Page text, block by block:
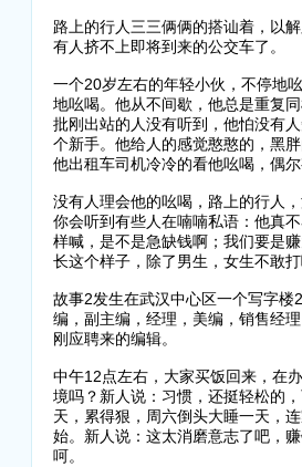
路上的行人三三俩俩的搭讪着，以
有人挤不上即将到来的公交车了。
一个20岁左右的年轻小伙，不停地
地吆喝。他从不间歇，他总是重复
批刚出站的人没有听到，他怕没有
个新手。他给人的感觉憨憨的，黑
他出租车司机冷冷的看他吆喝，偶
没有人理会他的吆喝，路上的行人
你会听到有些人在喃喃私语：他真
样喊，是不是急缺钱啊；我们要是
长这个样子，除了男生，女生不敢
故事2发生在武汉中心区一个写字
编，副主编，经理，美编，销售经
刚应聘来的编辑。
中午12点左右，大家买饭回来，在
境吗？新人说：习惯，还挺轻松的
天，累得狠，周六倒头大睡一天，
始。新人说：这太消磨意志了吧，
呵。